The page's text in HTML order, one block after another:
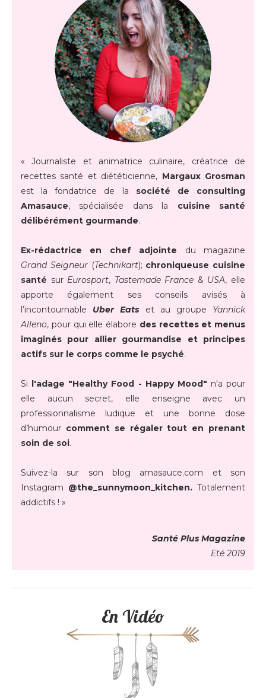
« Journaliste et animatrice culinaire, créatrice de
recettes santé et diététicienne, Margaux Grosman
est la fondatrice de la société de consulting
Amasauce, spécialisée dans la cuisine santé
délibérément gourmande.
Ex-rédactrice en chef adjointe du magazine
Grand Seigneur(Technikart); chroniqueuse cuisine
santé sur Eurosport, Tastemade France & USA, elle
apporte également ses conseils avisés à
l’incontournable Uber Eats et au groupe Yannick
Alleno, pour qui elle élabore des recettes et menus
imaginés pour allier gourmandise et principes
actifs sur le corps comme le psyché.
Si l'adage "Healthy Food - Happy Mood" n'a pour
elle aucun secret, elle enseigne avec un
professionnalisme ludique et une bonne dose
d’humour comment se régaler tout en prenant
soin de soi.
Suivez-la sur son blog amasauce.com et son
Instagram @the_sunnymoon_kitchen. Totalement
addictifs ! »
Santé Plus Magazine
Eté 2019
En Vidéo